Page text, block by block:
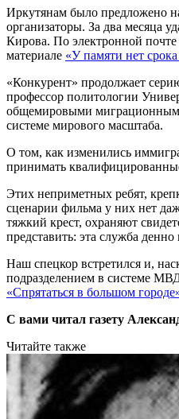
Иркутянам было предложено
организаторы. За два месяца
Кирова. По электронной
материале «У памяти нет
«Конкурент» продолжает
профессор политологии
общемировыми
системе мирового масштаба.
О том, как изменились
принимать
Этих неприметных ребят,
сценарии фильма у них нет
тяжкий крест, охраняют
представить: эта служба
Наш спецкор встретился и,
подразделением в системе
«Спрятаться в большом
С вами читал газету
Читайте также